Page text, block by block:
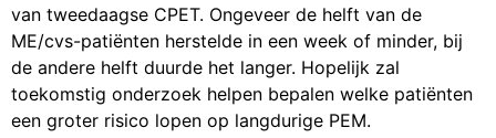
van tweedaagse CPET. Ongeveer de helft van de
ME/cvs-patiënten herstelde in een week of minder, bij
de andere helft duurde het langer. Hopelijk zal
toekomstig onderzoek helpen bepalen welke patiënten
een groter risico lopen op langdurige PEM.